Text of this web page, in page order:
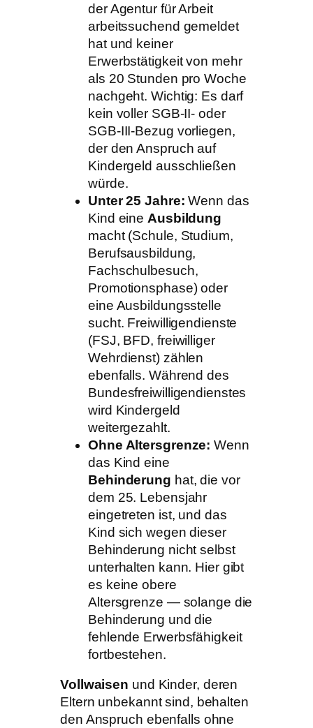
der Agentur für Arbeit
arbeitssuchend gemeldet
hat und keiner
Erwerbstätigkeit von mehr
als 20 Stunden pro Woche
nachgeht. Wichtig: Es darf
kein voller SGB-II- oder
SGB-III-Bezug vorliegen,
der den Anspruch auf
Kindergeld ausschließen
würde.
Unter 25 Jahre: Wenn das
Kind eine Ausbildung
macht (Schule, Studium,
Berufsausbildung,
Fachschulbesuch,
Promotionsphase) oder
eine Ausbildungsstelle
sucht. Freiwilligendienste
(FSJ, BFD, freiwilliger
Wehrdienst) zählen
ebenfalls. Während des
Bundesfreiwilligendienstes
wird Kindergeld
weitergezahlt.
Ohne Altersgrenze: Wenn
das Kind eine
Behinderung hat, die vor
dem 25. Lebensjahr
eingetreten ist, und das
Kind sich wegen dieser
Behinderung nicht selbst
unterhalten kann. Hier gibt
es keine obere
Altersgrenze — solange die
Behinderung und die
fehlende Erwerbsfähigkeit
fortbestehen.
Vollwaisen und Kinder, deren
Eltern unbekannt sind, behalten
den Anspruch ebenfalls ohne